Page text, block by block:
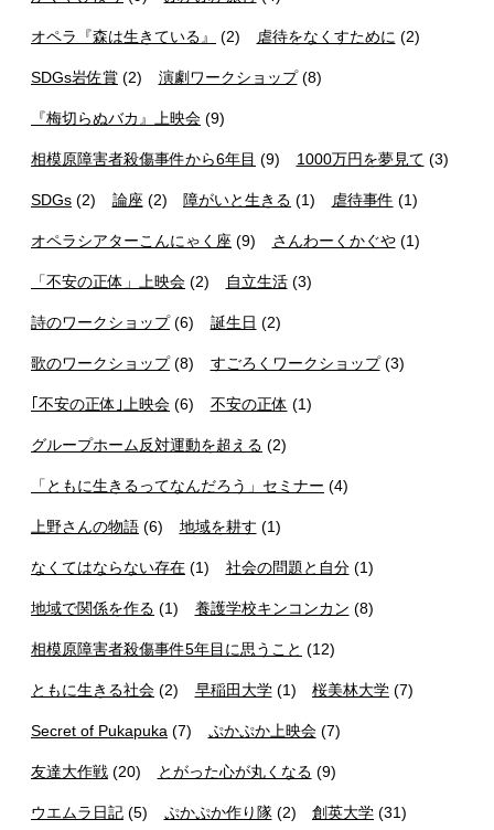
オペラ『森は生きている』 (2) 虐待をなくすために (2)
SDGs岩佐賞 (2) 演劇ワークショップ(8)
『梅切らぬバカ』上映会 (9)
相模原障害者殺傷事件から6年目 (9) 1000万円を夢見て (3)
SDGs (2) 論座 (2) 障がいと生きる (1) 虐待事件 (1)
オペラシアターこんにゃく座 (9) さんわーくかぐや(1)
「不安の正体」上映会 (2) 自立生活(3)
詩のワークショップ(6) 誕生日 (2)
歌のワークショップ(8) すごろくワークショップ(3)
｢不安の正体｣上映会 (6) 不安の正体 (1)
グループホーム反対運動を超える (2)
「ともに生きるってなんだろう」セミナー (4)
上野さんの物語 (6) 地域を耕す (1)
なくてはならない存在 (1) 社会の問題と自分(1)
地域で関係を作る (1) 養護学校キンコンカン (8)
相模原障害者殺傷事件5年目に思うこと (12)
ともに生きる社会 (2) 早稲田大学(1) 桜美林大学 (7)
Secret of Pukapuka (7) ぷかぷか上映会(7)
友達大作戦 (20) とがった心が丸くなる (9)
ウエムラ日記 (5) ぷかぷか作り隊(2) 創英大学 (31)